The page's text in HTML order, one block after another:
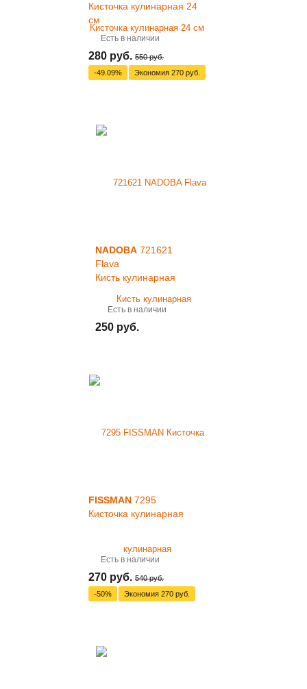
Кисточка кулинарная 24
см
Есть в наличии
280 руб. 550 руб.
-49.09%
Экономия 270 руб.
NADOBA 721621
Flava
Кисть кулинарная
Есть в наличии
250 руб.
FISSMAN 7295
Кисточка кулинарная
Есть в наличии
270 руб. 540 руб.
-50%
Экономия 270 руб.